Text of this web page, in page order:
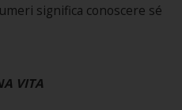
significa conoscere sé
VITA